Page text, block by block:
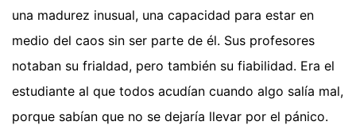
una madurez inusual, una capacidad para estar en
medio del caos sin ser parte de él. Sus profesores
notaban su frialdad, pero también su fiabilidad. Era el
estudiante al que todos acudían cuando algo salía mal,
porque sabían que no se dejaría llevar por el pánico.